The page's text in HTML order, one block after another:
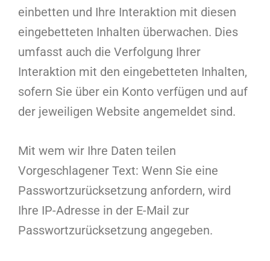
einbetten und Ihre Interaktion mit diesen
eingebetteten Inhalten überwachen. Dies
umfasst auch die Verfolgung Ihrer
Interaktion mit den eingebetteten Inhalten,
sofern Sie über ein Konto verfügen und auf
der jeweiligen Website angemeldet sind.
Mit wem wir Ihre Daten teilen
Vorgeschlagener Text: Wenn Sie eine
Passwortzurücksetzung anfordern, wird
Ihre IP-Adresse in der E-Mail zur
Passwortzurücksetzung angegeben.